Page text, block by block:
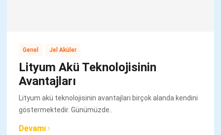
Genel Jel Aküler
Lityum Akü Teknolojisinin
Avantajları
Lityum akü teknolojisinin avantajları birçok alanda kendini
göstermektedir. Günümüzde..
Devamı